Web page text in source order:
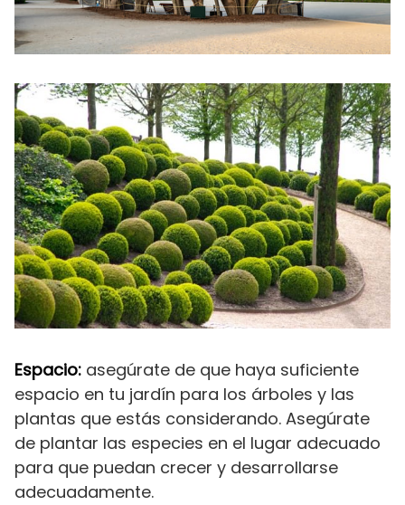
Espacio: asegúrate de que haya suficiente
espacio en tu jardín para los árboles y las
plantas que estás considerando. Asegúrate
de plantar las especies en el lugar adecuado
para que puedan crecer y desarrollarse
adecuadamente.